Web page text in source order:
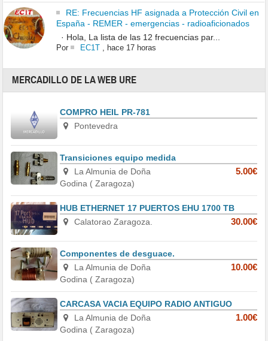
RE: Frecuencias HF asignada a Protección Civil en
España - REMER - emergencias - radioaficionados
· Hola, La lista de las 12 frecuencias par...
Por EC1T, hace 17 horas
MERCADILLO DE LA WEB URE
COMPRO HEIL PR-781
Pontevedra
Transiciones equipo medida
La Almunia de Doña
Godina ( Zaragoza)
5.00€
HUB ETHERNET 17 PUERTOS EHU 1700 TB
Calatorao Zaragoza.
30.00€
Componentes de desguace.
La Almunia de Doña
Godina ( Zaragoza)
10.00€
CARCASA VACIA EQUIPO RADIO ANTIGUO
La Almunia de Doña
Godina ( Zaragoza)
1.00€